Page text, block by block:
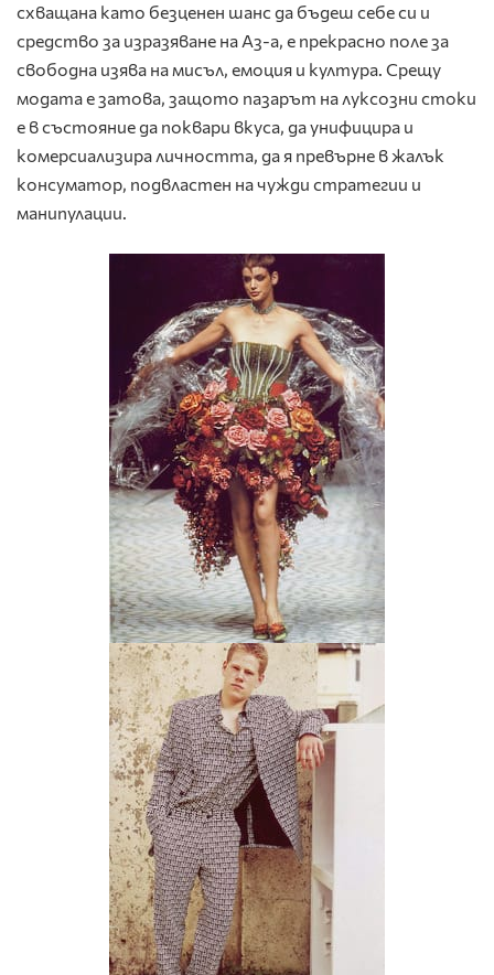
схващана като безценен шанс да бъдеш себе си и
средство за изразяване на Аз-а, е прекрасно поле за
свободна изява на мисъл, емоция и култура. Срещу
модата е затова, защото пазарът на луксозни стоки
е в състояние да поквари вкуса, да унифицира и
комерсиализира личността, да я превърне в жалък
консуматор, подвластен на чужди стратегии и
манипулации.